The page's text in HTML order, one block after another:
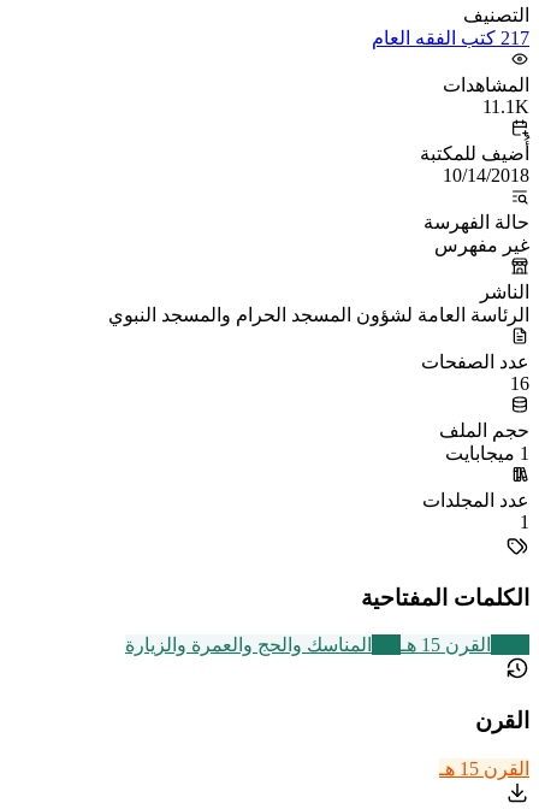
التصنيف
217 كتب الفقه العام
المشاهدات
11.1K
أُضيف للمكتبة
10/14/2018
حالة الفهرسة
غير مفهرس
الناشر
الرئاسة العامة لشؤون المسجد الحرام والمسجد النبوي
عدد الصفحات
16
حجم الملف
1 ميجابايت
عدد المجلدات
1
الكلمات المفتاحية
القرن 15 هـ المناسك والحج والعمرة والزيارة
القرن
القرن 15 هـ